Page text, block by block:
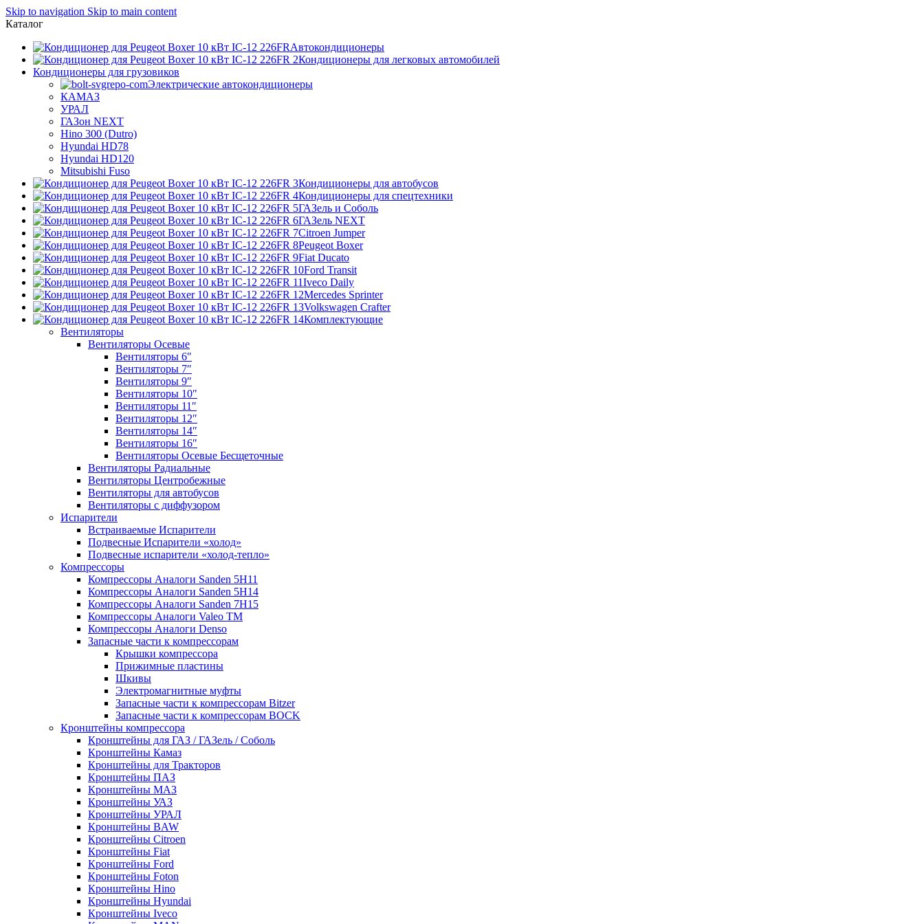
Skip to navigation Skip to main content
Каталог
Автокондиционеры
Кондиционеры для легковых автомобилей
Кондиционеры для грузовиков
Электрические автокондиционеры
КАМАЗ
УРАЛ
ГАЗон NEXT
Hino 300 (Dutro)
Hyundai HD78
Hyundai HD120
Mitsubishi Fuso
Кондиционеры для автобусов
Кондиционеры для спецтехники
ГАЗель и Соболь
ГАЗель NEXT
Citroen Jumper
Peugeot Boxer
Fiat Ducato
Ford Transit
Iveco Daily
Mercedes Sprinter
Volkswagen Crafter
Комплектующие
Вентиляторы
Вентиляторы Осевые
Вентиляторы 6″
Вентиляторы 7″
Вентиляторы 9″
Вентиляторы 10″
Вентиляторы 11″
Вентиляторы 12″
Вентиляторы 14″
Вентиляторы 16″
Вентиляторы Осевые Бесщеточные
Вентиляторы Радиальные
Вентиляторы Центробежные
Вентиляторы для автобусов
Вентиляторы с диффузором
Испарители
Встраиваемые Испарители
Подвесные Испарители «холод»
Подвесные испарители «холод-тепло»
Компрессоры
Компрессоры Аналоги Sanden 5H11
Компрессоры Аналоги Sanden 5H14
Компрессоры Аналоги Sanden 7H15
Компрессоры Аналоги Valeo ТМ
Компрессоры Аналоги Denso
Запасные части к компрессорам
Крышки компрессора
Прижимные пластины
Шкивы
Электромагнитные муфты
Запасные части к компрессорам Bitzer
Запасные части к компрессорам BOCK
Кронштейны компрессора
Кронштейны для ГАЗ / ГАЗель / Соболь
Кронштейны Камаз
Кронштейны для Тракторов
Кронштейны ПАЗ
Кронштейны МАЗ
Кронштейны УАЗ
Кронштейны УРАЛ
Кронштейны BAW
Кронштейны Citroen
Кронштейны Fiat
Кронштейны Ford
Кронштейны Foton
Кронштейны Hino
Кронштейны Hyundai
Кронштейны Iveco